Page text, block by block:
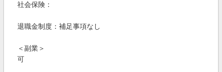
社会保険：
退職金制度：補足事項なし
＜副業＞
可